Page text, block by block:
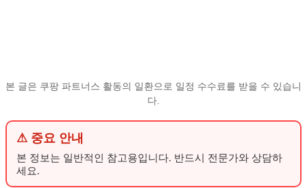
본 글은 쿠팡 파트너스 활동의 일환으로 일정 수수료를 받을 수 있습니
다.
⚠ 중요 안내
본 정보는 일반적인 참고용입니다. 반드시 전문가와 상담하
세요.